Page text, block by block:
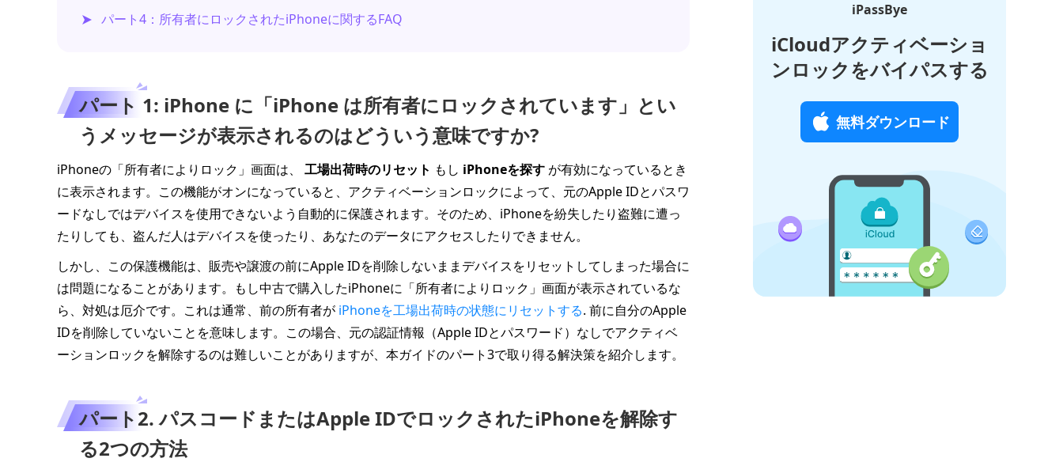
パート4：所有者にロックされたiPhoneに関するFAQ
パート 1: iPhone に「iPhone は所有者にロックされています」とい
うメッセージが表示されるのはどういう意味ですか?
iPhoneの「所有者によりロック」画面は、 工場出荷時のリセット もし iPhoneを探す が有効になっているとき
に表示されます。この機能がオンになっていると、アクティベーションロックによって、元のApple IDとパスワ
ードなしではデバイスを使用できないよう自動的に保護されます。そのため、iPhoneを紛失したり盗難に遭っ
たりしても、盗んだ人はデバイスを使ったり、あなたのデータにアクセスしたりできません。
しかし、この保護機能は、販売や譲渡の前にApple IDを削除しないままデバイスをリセットしてしまった場合に
は問題になることがあります。もし中古で購入したiPhoneに「所有者によりロック」画面が表示されているな
ら、対処は厄介です。これは通常、前の所有者が iPhoneを工場出荷時の状態にリセットする. 前に自分のApple
IDを削除していないことを意味します。この場合、元の認証情報（Apple IDとパスワード）なしでアクティベ
ーションロックを解除するのは難しいことがありますが、本ガイドのパート3で取り得る解決策を紹介します。
パート2. パスコードまたはApple IDでロックされたiPhoneを解除す
る2つの方法
iPassBye
iCloudアクティベーショ
ンロックをバイパスする
無料ダウンロード